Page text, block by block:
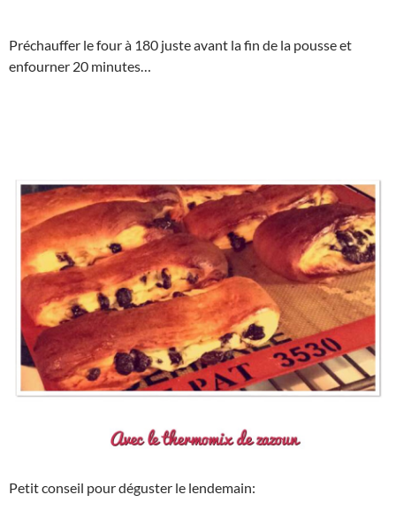
Préchauffer le four à 180 juste avant la fin de la pousse et
enfourner 20 minutes…
Petit conseil pour déguster le lendemain: